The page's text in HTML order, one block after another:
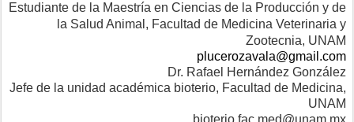
Estudiante de la Maestría en Ciencias de la Producción y de
la Salud Animal, Facultad de Medicina Veterinaria y
Zootecnia, UNAM
plucerozavala@gmail.com
Dr. Rafael Hernández González
Jefe de la unidad académica bioterio, Facultad de Medicina,
UNAM
bioterio.fac.med@unam.mx